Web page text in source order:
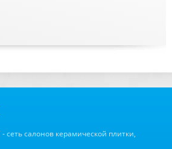
салонов керамической плитки,